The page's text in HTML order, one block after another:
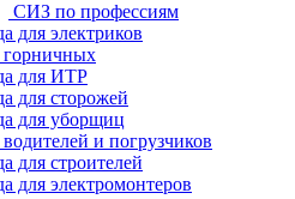
СИЗ по профессиям
для электриков
для ИТР
для сторожей
для уборщиц
и погрузчиков
для строителей
для электромонтеров